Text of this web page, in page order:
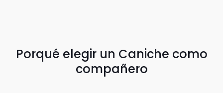
Porqué elegir un Caniche como
compañero